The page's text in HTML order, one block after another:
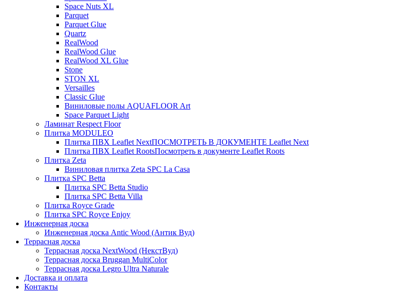
Space Nuts XL
Parquet
Parquet Glue
Quartz
RealWood
RealWood Glue
RealWood XL Glue
Stone
STON XL
Versailles
Classic Glue
Виниловые полы AQUAFLOOR Art
Space Parquet Light
Ламинат Respect Floor
Плитка MODULEO
Плитка ПВХ Leaflet NextПОСМОТРЕТЬ В ДОКУМЕНТЕ Leaflet Next
Плитка ПВХ Leaflet RootsПосмотреть в документе Leaflet Roots
Плитка Zeta
Виниловая плитка Zeta SPC La Casa
Плитка SPC Betta
Плитка SPC Betta Studio
Плитка SPC Betta Villa
Плитка Royce Grade
Плитка SPC Royce Enjoy
Инженерная доска
Инженерная доска Antic Wood (Антик Вуд)
Террасная доска
Террасная доска NextWood (НекстВуд)
Террасная доска Bruggan MultiColor
Террасная доска Legro Ultra Naturale
Доставка и оплата
Контакты